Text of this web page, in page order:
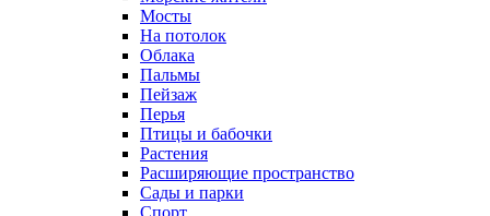
Мосты
На потолок
Облака
Пальмы
Пейзаж
Перья
Птицы и бабочки
Растения
Расширяющие пространство
Сады и парки
Спорт